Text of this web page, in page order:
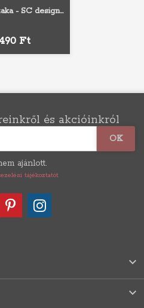
- SC design...
Ft
és akcióinkról
ajánlott.
tájékoztatót

